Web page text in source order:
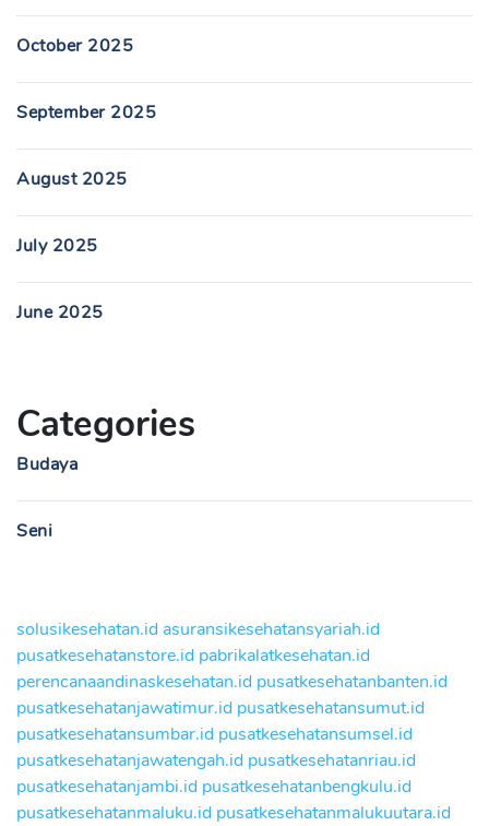
October 2025
September 2025
August 2025
July 2025
June 2025
Categories
Budaya
Seni
solusikesehatan.id asuransikesehatansyariah.id
pusatkesehatanstore.id pabrikalatkesehatan.id
perencanaandinaskesehatan.id pusatkesehatanbanten.id
pusatkesehatanjawatimur.id pusatkesehatansumut.id
pusatkesehatansumbar.id pusatkesehatansumsel.id
pusatkesehatanjawatengah.id pusatkesehatanriau.id
pusatkesehatanjambi.id pusatkesehatanbengkulu.id
pusatkesehatanmaluku.id pusatkesehatanmalukuutara.id